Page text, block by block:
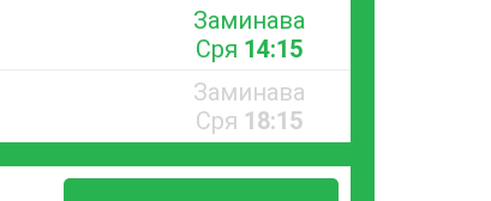
Заминава
Сря 14:15
Заминава
Сря 18:15